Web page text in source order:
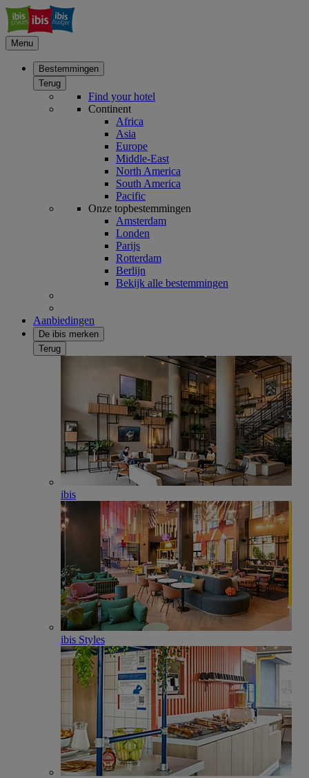
Menu
Bestemmingen
Terug
Find your hotel
Continent
Africa
Asia
Europe
Middle-East
North America
South America
Pacific
Onze topbestemmingen
Amsterdam
Londen
Parijs
Rotterdam
Berlijn
Bekijk alle bestemmingen
Aanbiedingen
De ibis merken
Terug
ibis
ibis Styles